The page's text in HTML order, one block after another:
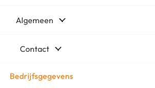
Algemeen
Contact
Bedrijfsgegevens